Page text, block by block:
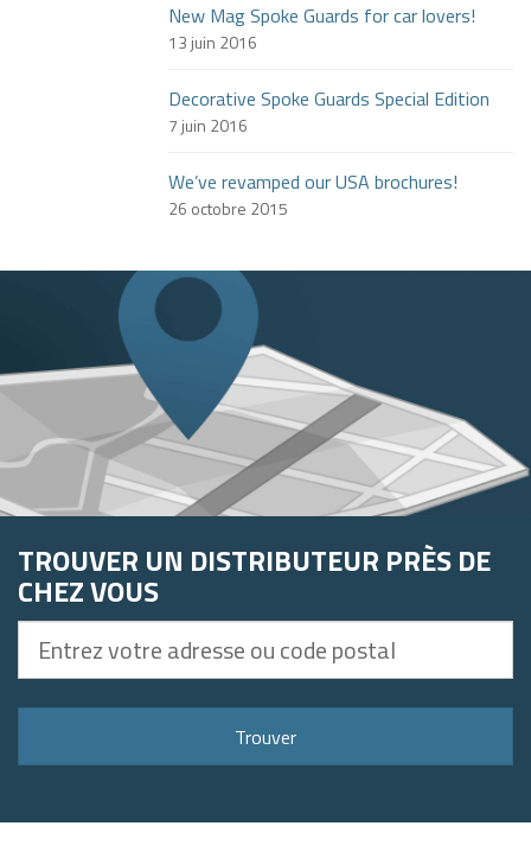
New Mag Spoke Guards for car lovers!
13 juin 2016
Decorative Spoke Guards Special Edition
7 juin 2016
We’ve revamped our USA brochures!
26 octobre 2015
TROUVER UN DISTRIBUTEUR PRÈS DE
CHEZ VOUS
votre
Trouver